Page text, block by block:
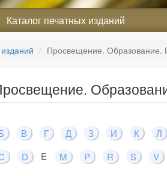
Каталог печатных изданий
Просвещение. Образование.
В Г Д З И К Л
D E M P R S V